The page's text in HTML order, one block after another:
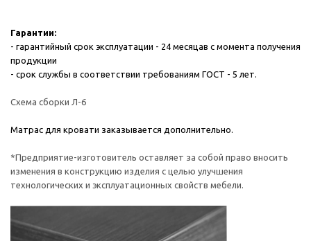
Гарантии:
- гарантийный срок эксплуатации - 24 месяцав с момента получения
продукции
- срок службы в соответствии требованиям ГОСТ - 5 лет.
Схема сборки Л-6
Матрас для кровати заказывается дополнительно.
*Предприятие-изготовитель оставляет за собой право вносить
изменения в конструкцию изделия с целью улучшения
технологических и эксплуатационных свойств мебели.